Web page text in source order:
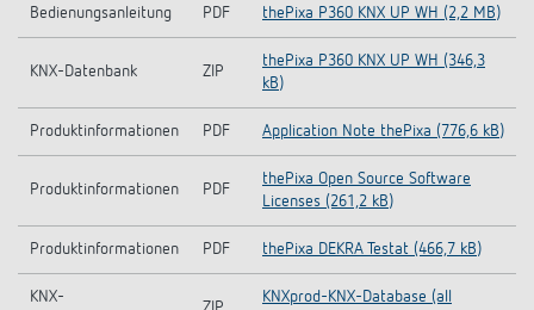
Bedienungsanleitung PDF thePixa P360 KNX UP WH (2,2 MB)
KNX-Datenbank ZIP
thePixa P360 KNX UP WH (346,3
kB)
Produktinformationen PDF Application Note thePixa (776,6 kB)
Produktinformationen PDF
thePixa Open Source Software
Licenses (261,2 kB)
Produktinformationen PDF thePixa DEKRA Testat (466,7 kB)
KNX-
KNXprod-KNX-Database (all